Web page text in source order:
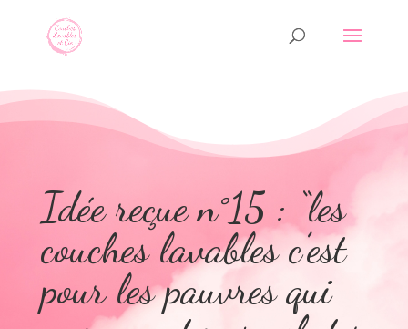
Idée reçue n°15 : “les
couches lavables c’est
pour les pauvres qui